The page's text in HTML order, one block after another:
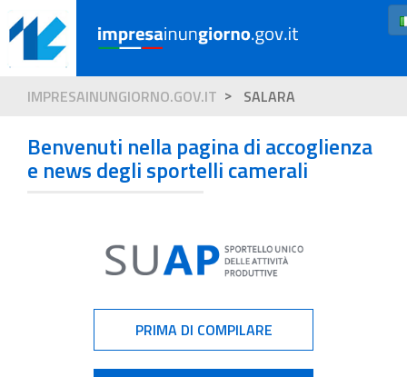
IMPRESAINUNGIORNO.GOV.IT SALARA
Benvenuti nella pagina di accoglienza
e news degli sportelli camerali
PRIMA DI COMPILARE